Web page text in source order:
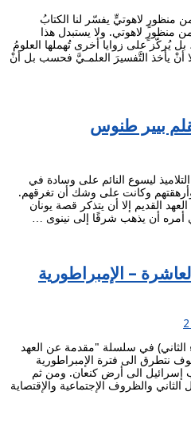
منظورٍ لاهوتيٍّ يفسّر لنا الكتابُ
منظورٍ لاهوتي. ولا يستبدل هذا
يُركّز على زوايا أخرى تُهملها العلومُ
أنْ يأخذ التَّفسيرَ العلمـيَّ فحسب بل أنْ
بيير طنوس
ليسوع النائم على وسادة في
وكانت على وشك أن تغرقهم.
القديم إلا أن يتذكر قصة يونان
أن يذهب شرقًا إلى نينوى …
– الإمبراطورية
الثاني) في سلسلة "مقدمة عن العهد
نتطرق الى فترة الإمبراطورية
إسرائيل الى أرض كنعان. ومن ثم
والظروف الإجتماعية والإقتصاية